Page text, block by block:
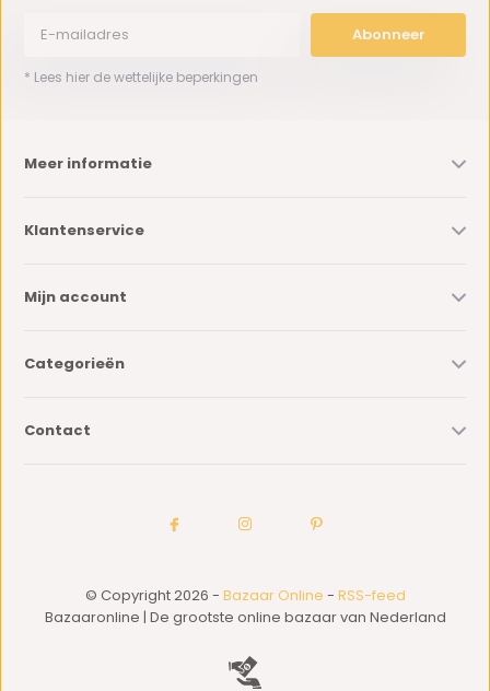
Abonneer
* Lees hier de wettelijke beperkingen
Meer informatie
Klantenservice
Mijn account
Categorieën
Contact
© Copyright 2026 - Bazaar Online - RSS-feed
Bazaaronline | De grootste online bazaar van Nederland